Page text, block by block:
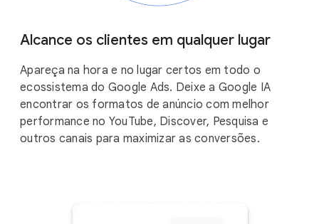
Alcance os clientes em qualquer lugar
Apareça na hora e no lugar certos em todo o
ecossistema do Google Ads. Deixe a Google IA
encontrar os formatos de anúncio com melhor
performance no YouTube, Discover, Pesquisa e
outros canais para maximizar as conversões.